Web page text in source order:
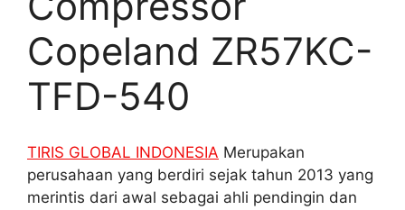
Copeland ZR57KC-
TFD-540
TIRIS GLOBAL INDONESIA Merupakan
perusahaan yang berdiri sejak tahun 2013 yang
merintis dari awal sebagai ahli pendingin dan